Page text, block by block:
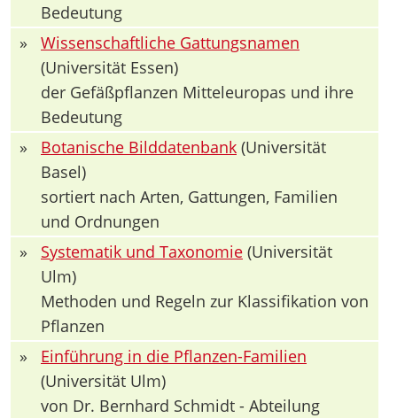
Bedeutung
»
Wissenschaftliche Gattungsnamen
(Universität Essen)
der Gefäßpflanzen Mitteleuropas und ihre
Bedeutung
»
Botanische Bilddatenbank (Universität
Basel)
sortiert nach Arten, Gattungen, Familien
und Ordnungen
»
Systematik und Taxonomie (Universität
Ulm)
Methoden und Regeln zur Klassifikation von
Pflanzen
»
Einführung in die Pflanzen-Familien
(Universität Ulm)
von Dr. Bernhard Schmidt - Abteilung